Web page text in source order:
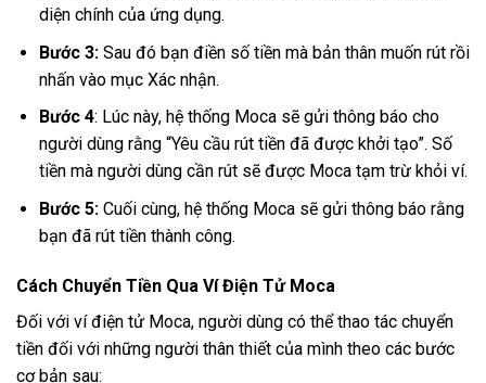
diện chính của ứng dụng.
Bước 3:Sau đó bạn điền số tiền mà bản thân muốn rút rồi
nhấn vào mục Xác nhận.
Bước 4: Lúc này, hệ thống Moca sẽ gửi thông báo cho
người dùng rằng “Yêu cầu rút tiền đã được khởi tạo”. Số
tiền mà người dùng cần rút sẽ được Moca tạm trừ khỏi ví.
Bước 5:Cuối cùng, hệ thống Moca sẽ gửi thông báo rằng
bạn đã rút tiền thành công.
Cách Chuyển Tiền Qua Ví Điện Tử Moca
Đối với ví điện tử Moca, người dùng có thể thao tác chuyển
tiền đối với những người thân thiết của mình theo các bước
cơ bản sau: